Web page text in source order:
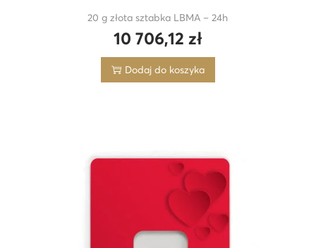
20 g złota sztabka LBMA – 24h
10 706,12 zł
Dodaj do koszyka